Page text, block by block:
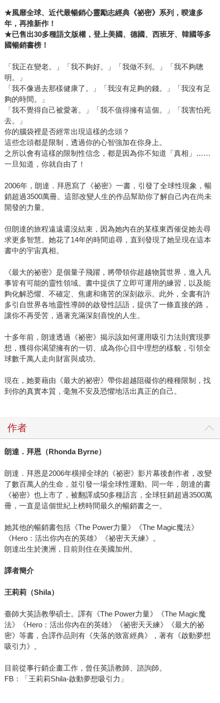
★風靡全球、近代最暢銷心靈勵志經典《祕密》系列，暌違多
年，再推新作！
★已售出30多種語文版權，登上美國、德國、西班牙、韓國等多
國暢銷書榜！
「我正在變老。」「我不夠好。」「我做不到。」「我不夠聰
明。」
「我不像過去那樣健康了。」「我沒有足夠的錢。」「我沒有足
夠的時間。」
「我不覺得自己被愛著。」「我不值得擁有這個。」「我害怕死
去。」
你的腦袋裡是否經常出現這樣的念頭？
這些念頭都是限制，透過你的心智強加在你身上。
之所以會有這樣的限制性信念，都是因為你不知道「真相」……
一旦知道，你就自由了！
2006年，朗達．拜恩寫了《祕密》一書，引發了全球性現象，暢
銷超過3500萬冊。這部改變人生的作品幫助你了解自己內在尚未
開發的力量。
但朗達的旅程遠遠還沒結束，因為她內在的某樣東西催促她去尋
求更多智慧。她花了14年的時間追尋，直到發現了她呈現在這本
書中的宇宙真相。
《最大的祕密》是個量子飛躍，將帶領你超越物質世界，進入凡
事皆有可能的靈性領域。書中提供了立即可運用的練習，以及能
夠化解恐懼、不確定、焦慮和痛苦的深刻啟示。此外，全書有許
多引自世界各地靈性導師的啟發性話語，提供了一條直接的路，
讓你不再受苦，過著充滿深刻喜悅的人生。
十多年前，朗達透過《祕密》揭示該如何運用吸引力法則實現夢
想，獲得你渴望擁有的一切、成為你心目中理想的樣貌，引領全
球數千萬人走向財富與成功。
現在，她要藉由《最大的祕密》帶你超越阻礙你的種種限制，找
到你的真實本質，毫無不安及恐懼地活出真正的自己。
作者
朗達．拜恩（Rhonda Byrne）
朗達．拜恩是2006年橫掃全球的《祕密》影片幕後創作者，改變
了數百萬人的生命，並引發一場全球性運動。同一年，朗達的書
《祕密》也上市了，被翻譯成50多種語言，全球狂銷超過3500萬
冊，一直是這個世紀上榜時間最久的暢銷書之一。
她其他的暢銷書包括《The Power力量》《The Magic魔法》
《Hero：活出你內在的英雄》《祕密天天練》。
朗達出生於澳洲，目前則住在美國加州。
譯者簡介
王莉莉（Shila）
臺師大英語教學碩士。譯有《The Power力量》《The Magic魔
法》《Hero：活出你內在的英雄》《祕密天天練》《最大的祕
密》等書，合譯作品則有《失落的致富經典》，著有《啟動夢想
吸引力》。
目前從事行銷企畫工作，曾任英語教師、諮詢師。
FB：「王莉莉Shila-啟動夢想吸引力」